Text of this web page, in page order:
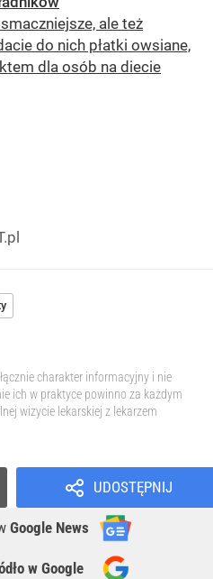
ale też
do nich płatki owsiane,
dla osób na diecie
charakter informacyjny i nie
ich w praktyce powinno za każdym
wizycie lekarskiej z lekarzem
UDOSTĘPNIJ
Google News
w Google